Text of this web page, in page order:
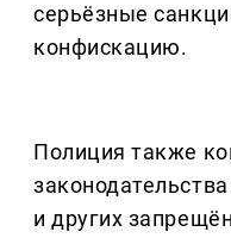
серьёзные
конфискацию.
Полиция также
и других